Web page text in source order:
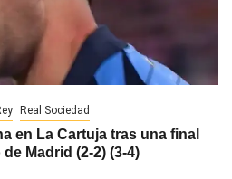
Real Sociedad
en La Cartuja tras una final
Madrid (2-2) (3-4)